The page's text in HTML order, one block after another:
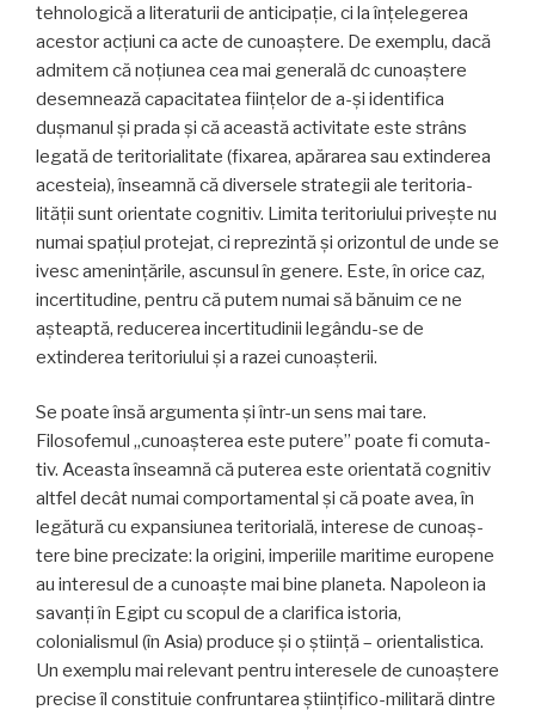
tehnologică a literaturii de anticipație, ci la înțelege­rea
acestor acțiuni ca acte de cunoaștere. De exemplu, dacă
admitem că noțiunea cea mai generală dc cunoaș­tere
desemnează capacitatea ființelor de a-și identifica
dușmanul și prada și că această activitate este strâns
legată de teritorialitate (fixarea, apărarea sau extinderea
acesteia), înseamnă că diversele strategii ale teritoria­
lității sunt orientate cognitiv. Limita teritoriului privește nu
numai spațiul protejat, ci reprezintă și orizontul de unde se
ivesc amenințările, ascunsul în genere. Este, în orice caz,
incertitudine, pentru că putem numai să bă­nuim ce ne
așteaptă, reducerea incertitudinii legându-se de
extinderea teritoriului și a razei cunoașterii.
Se poate însă argumenta și într-un sens mai tare.
Filosofemul „cunoașterea este putere” poate fi comuta­
tiv. Aceasta înseamnă că puterea este orientată cognitiv
altfel decât numai comportamental și că poate avea, în
legătură cu expansiunea teritorială, interese de cunoaș­
tere bine precizate: la origini, imperiile maritime euro­pene
au interesul de a cunoaște mai bine planeta. Napoleon ia
savanți în Egipt cu scopul de a clarifica istoria,
colonialismul (în Asia) produce și o știință – orientalistica.
Un exemplu mai relevant pentru interesele de cunoaștere
precise îl constituie confruntarea științifico-militară dintre